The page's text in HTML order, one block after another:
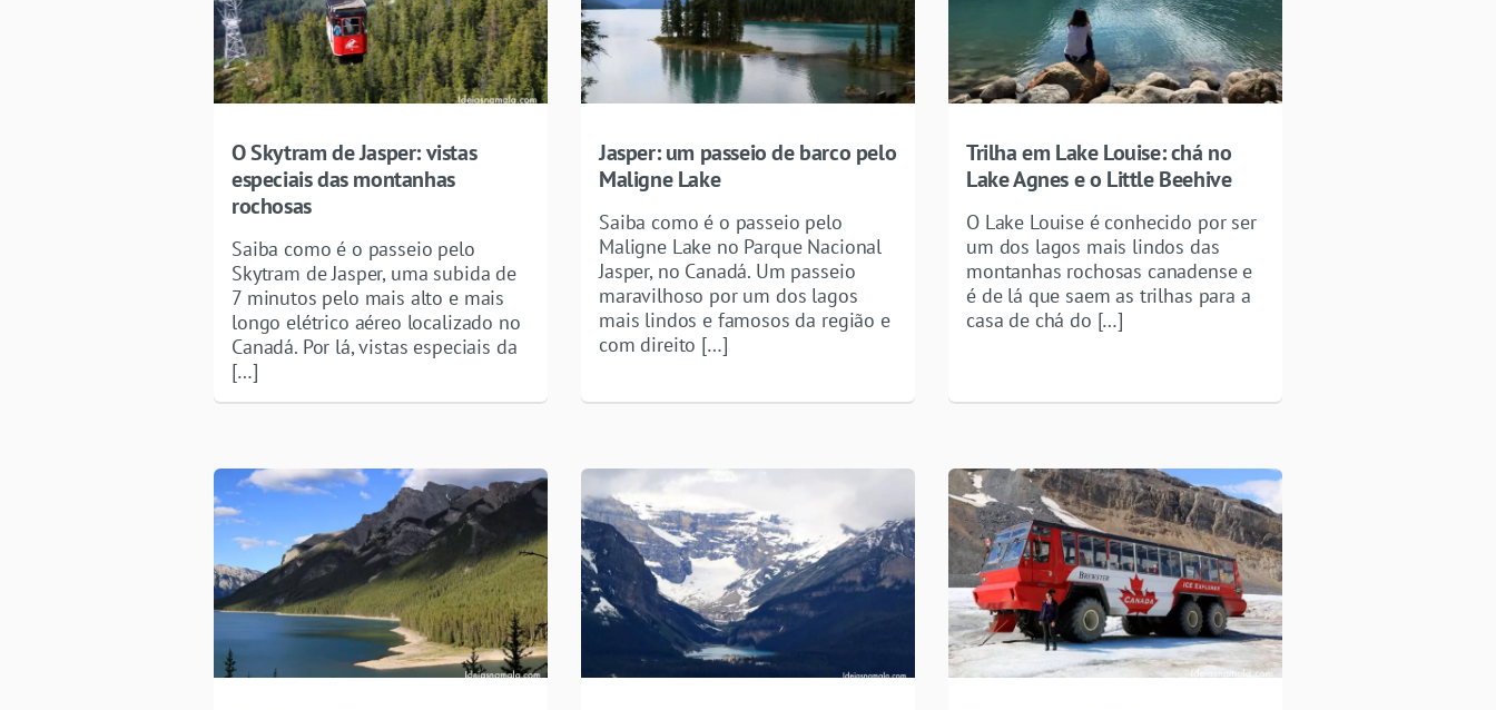
O Skytram de Jasper: vistas
especiais das montanhas
rochosas
Saiba como é o passeio pelo
Skytram de Jasper, uma subida de
7 minutos pelo mais alto e mais
longo elétrico aéreo localizado no
Canadá. Por lá, vistas especiais da
[…]
Jasper: um passeio de barco pelo
Maligne Lake
Saiba como é o passeio pelo
Maligne Lake no Parque Nacional
Jasper, no Canadá. Um passeio
maravilhoso por um dos lagos
mais lindos e famosos da região e
com direito […]
Trilha em Lake Louise: chá no
Lake Agnes e o Little Beehive
O Lake Louise é conhecido por ser
um dos lagos mais lindos das
montanhas rochosas canadense e
é de lá que saem as trilhas para a
casa de chá do […]